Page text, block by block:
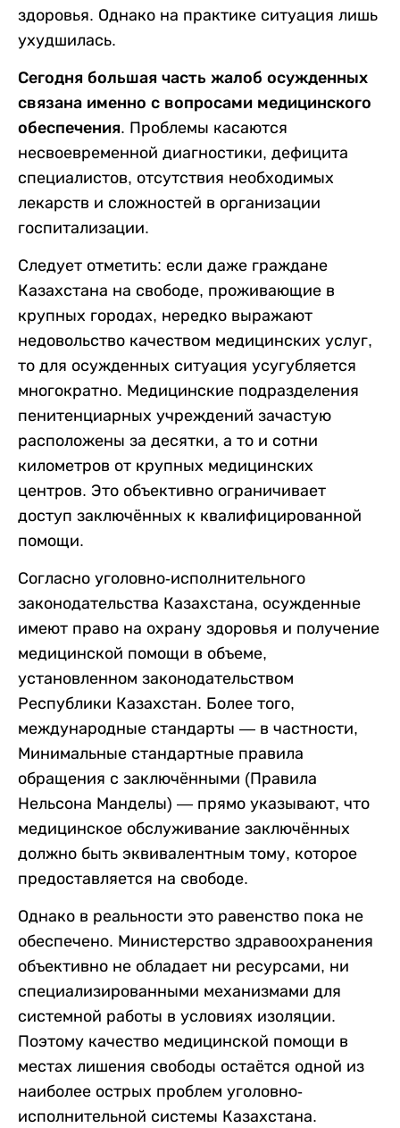
здоровья. Однако на практике ситуация лишь
ухудшилась.
Сегодня большая часть жалоб осужденных
связана именно с вопросами медицинского
обеспечения. Проблемы касаются
несвоевременной диагностики, дефицита
специалистов, отсутствия необходимых
лекарств и сложностей в организации
госпитализации.
Следует отметить: если даже граждане
Казахстана на свободе, проживающие в
крупных городах, нередко выражают
недовольство качеством медицинских услуг,
то для осужденных ситуация усугубляется
многократно. Медицинские подразделения
пенитенциарных учреждений зачастую
расположены за десятки, а то и сотни
километров от крупных медицинских
центров. Это объективно ограничивает
доступ заключённых к квалифицированной
помощи.
Согласно уголовно-исполнительного
законодательства Казахстана, осужденные
имеют право на охрану здоровья и получение
медицинской помощи в объеме,
установленном законодательством
Республики Казахстан. Более того,
международные стандарты — в частности,
Минимальные стандартные правила
обращения с заключёнными (Правила
Нельсона Манделы) — прямо указывают, что
медицинское обслуживание заключённых
должно быть эквивалентным тому, которое
предоставляется на свободе.
Однако в реальности это равенство пока не
обеспечено. Министерство здравоохранения
объективно не обладает ни ресурсами, ни
специализированными механизмами для
системной работы в условиях изоляции.
Поэтому качество медицинской помощи в
местах лишения свободы остаётся одной из
наиболее острых проблем уголовно-
исполнительной системы Казахстана.